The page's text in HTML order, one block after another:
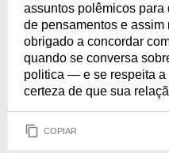
assuntos polêmicos
de pensamentos e
obrigado a concordar
quando se conversa
politica — e se respeita a
certeza de que sua
COPIAR